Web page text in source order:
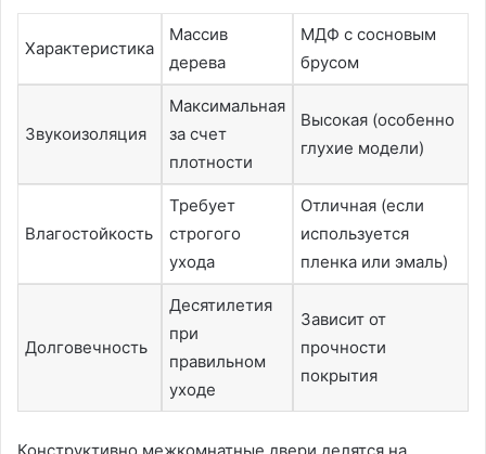
Характеристика
Массив
дерева
МДФ с сосновым
брусом
Звукоизоляция
Максимальная
за счет
плотности
Высокая (особенно
глухие модели)
Влагостойкость
Требует
строгого
ухода
Отличная (если
используется
пленка или эмаль)
Долговечность
Десятилетия
при
правильном
уходе
Зависит от
прочности
покрытия
Конструктивно межкомнатные двери делятся на